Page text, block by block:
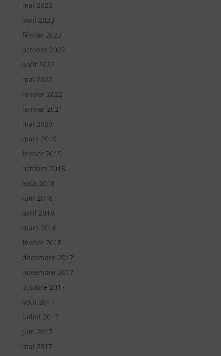
mai 2023
avril 2023
février 2023
octobre 2022
août 2022
mai 2022
janvier 2022
janvier 2021
mai 2020
mars 2019
février 2019
octobre 2018
août 2018
juin 2018
avril 2018
mars 2018
février 2018
décembre 2017
novembre 2017
octobre 2017
août 2017
juillet 2017
juin 2017
mai 2017